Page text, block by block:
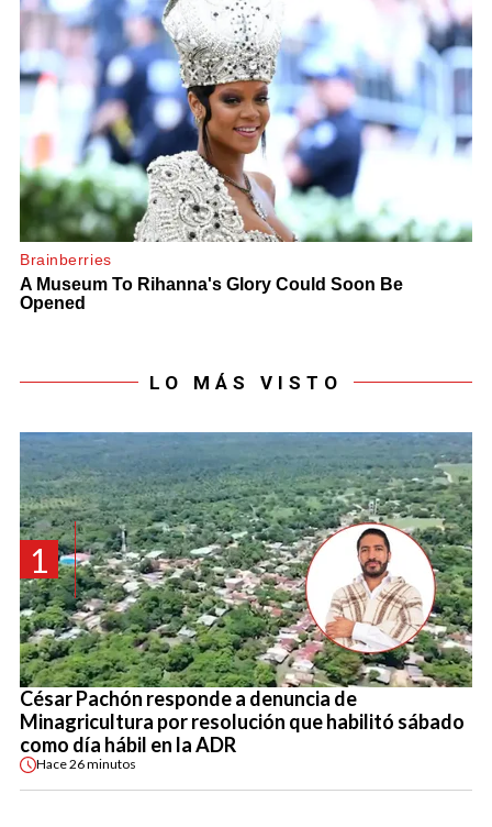
LO MÁS VISTO
1
César Pachón responde a denuncia de
Minagricultura por resolución que habilitó sábado
como día hábil en la ADR
Hace26 minutos